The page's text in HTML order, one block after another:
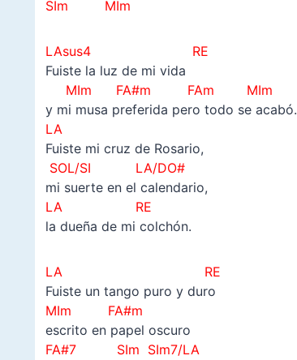
SIm MIm
LAsus4 RE
Fuiste la luz de mi vida
MIm FA#m
FAm MIm
y mi musa preferida pero todo se acabó.
LA
Fuiste mi cruz de Rosario,
SOL/SI LA/DO#
mi suerte en el calendario,
LA RE
la dueña de mi colchón.
LA RE
Fuiste un tango puro y duro
MIm FA#m
escrito en papel oscuro
FA#7 SIm SIm7/LA